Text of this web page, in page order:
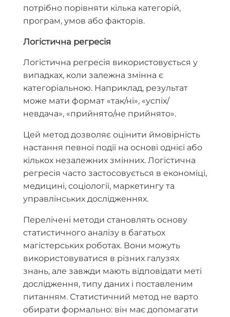
потрібно порівняти кілька категорій,
програм, умов або факторів.
Логістична регресія
Логістична регресія використовується у
випадках, коли залежна змінна є
категоріальною. Наприклад, результат
може мати формат «так/ні», «успіх/
невдача», «прийнято/не прийнято».
Цей метод дозволяє оцінити ймовірність
настання певної події на основі однієї або
кількох незалежних змінних. Логістична
регресія часто застосовується в економіці,
медицині, соціології, маркетингу та
управлінських дослідженнях.
Перелічені методи становлять основу
статистичного аналізу в багатьох
магістерських роботах. Вони можуть
використовуватися в різних галузях
знань, але завжди мають відповідати меті
дослідження, типу даних і поставленим
питанням. Статистичний метод не варто
обирати формально: він має допомагати